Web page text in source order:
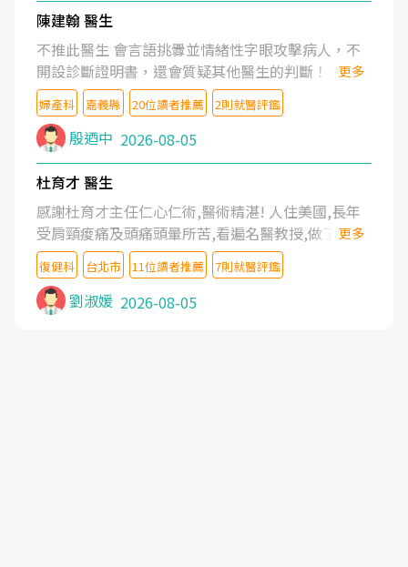
陳建翰 醫生
不推此醫生 會言語挑釁並情緒性字眼攻擊病人，不
開設診斷證明書，還會質疑其他醫生的判斷！
更多
婦產科 嘉義縣 20位讀者推薦 2則就醫評鑑
殷迺中 2026-08-05
杜育才 醫生
感謝杜育才主任仁心仁術,醫術精湛! 人住美國,長年
受肩頸痠痛及頭痛頭暈所苦,看遍名醫教授,做了各種
檢查,也嘗試過西醫打針,中醫針灸及物理徒手治療都
沒有用,後來連吃到嗎啡類止痛藥都效果有限,只是壓
症狀,沒多久就痛起來,多年失眠嚴重影響生活品質.
台灣親友介紹忠孝醫院杜育才主任是頸頭症候群專
更多
復健科 台北市 11位讀者推薦 7則就醫評鑑
劉淑媛 2026-08-05